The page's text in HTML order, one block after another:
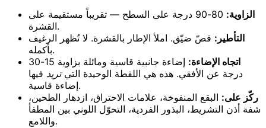
الزاوية:
80-90 درجة على السطح — تقريباً مستقيمة على
القشرة.
التأطير: قصّ ضيّق. املأ الإطار بالقشرة. لا تُظهر الرغيف
بأكمله.
اتجاه الإضاءة:
إضاءة جانبية قاسية ومائلة بزاوية 15-30
درجة عن الأفقي. هذه هي اللقطة الوحيدة التيتريد فيها
إضاءة قاسية.
ركّز على: البقع المنفوخة، علامات الاحتراق، ازدهار الطحين،
شفة أذن التشريط، البذور الفردية، التحوّل اللوني بين المطفأ
واللامع.